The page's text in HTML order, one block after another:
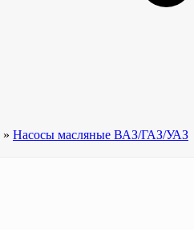
» Насосы масляные ВАЗ/ГАЗ/УАЗ